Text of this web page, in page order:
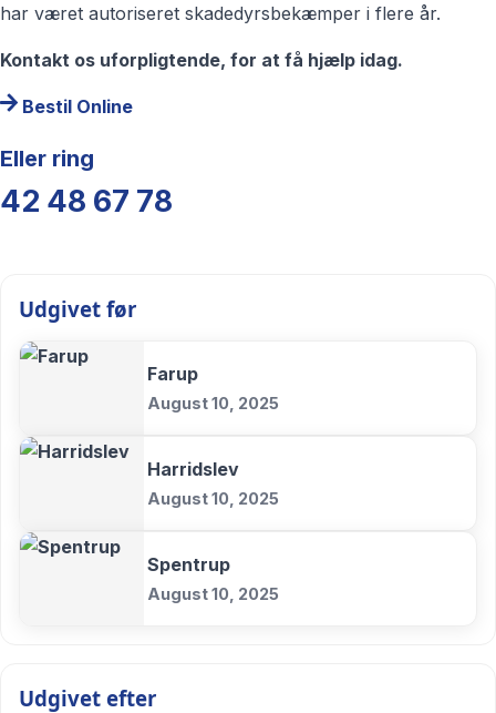
har været autoriseret skadedyrsbekæmper i flere år.
Kontakt os uforpligtende, for at få hjælp idag.
Bestil Online
Eller ring
42 48 67 78
Udgivet før
Farup
August 10, 2025
Harridslev
August 10, 2025
Spentrup
August 10, 2025
Udgivet efter